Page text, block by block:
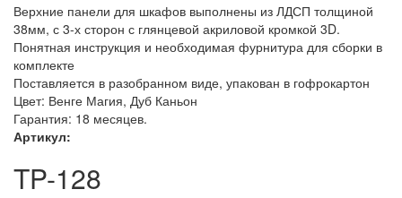
Верхние панели для шкафов выполнены из ЛДСП толщиной
38мм, с 3-х сторон с глянцевой акриловой кромкой 3D.
Понятная инструкция и необходимая фурнитура для сборки в
комплекте
Поставляется в разобранном виде, упакован в гофрокартон
Цвет: Венге Магия, Дуб Каньон
Гарантия: 18 месяцев.
Артикул:
TP-128